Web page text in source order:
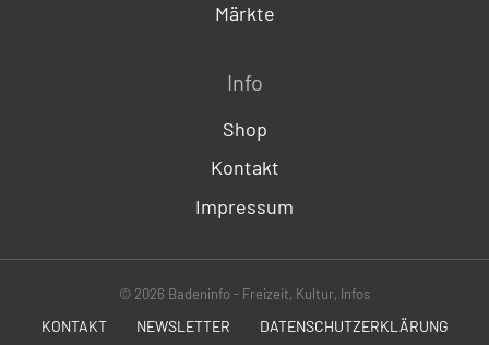
Märkte
Info
Shop
Kontakt
Impressum
© 2026 Badeninfo - Freizeit, Kultur, Infos
KONTAKT NEWSLETTER DATENSCHUTZERKLÄRUNG